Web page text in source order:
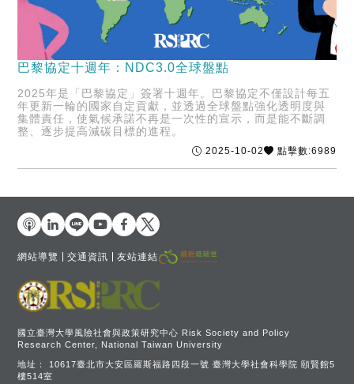
巴黎協定十週年：NDC3.0全球盤點
2025年是「巴黎協定」簽署十週年。巴黎協定不僅設計每五
年更新一輪的國家自定貢獻，並透過全球盤點強化透明度與
集體責任，使氣候承諾不再是一次性的宣示，而是能不斷調
整、逐步提高減碳目標的進程。
2025-10-02 點擊數:6989
國立臺灣大學風險社會與政策研究中心 Risk Society and Policy
Research Center, National Taiwan University
地址： 10617臺北市大安區羅斯福路四段一號 臺灣大學社會科學院 頤賢館5
樓514室
網站導覽 交通資訊 友站連結